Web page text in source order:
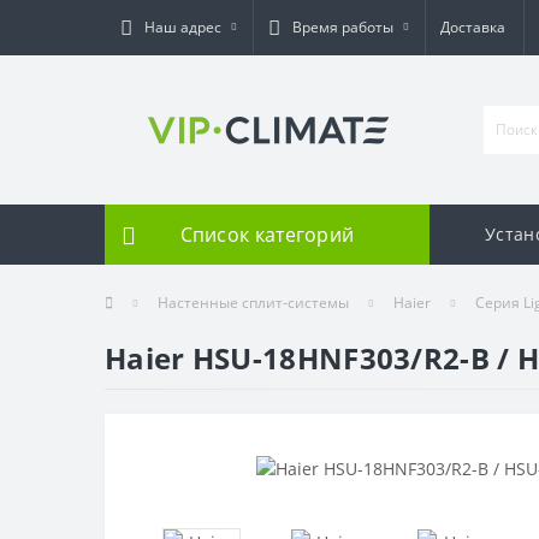
Наш адрес Время работы Доставка
Список категорий
Настенные сплит-системы Haier Серия
Haier HSU-18HNF303/R2-B /